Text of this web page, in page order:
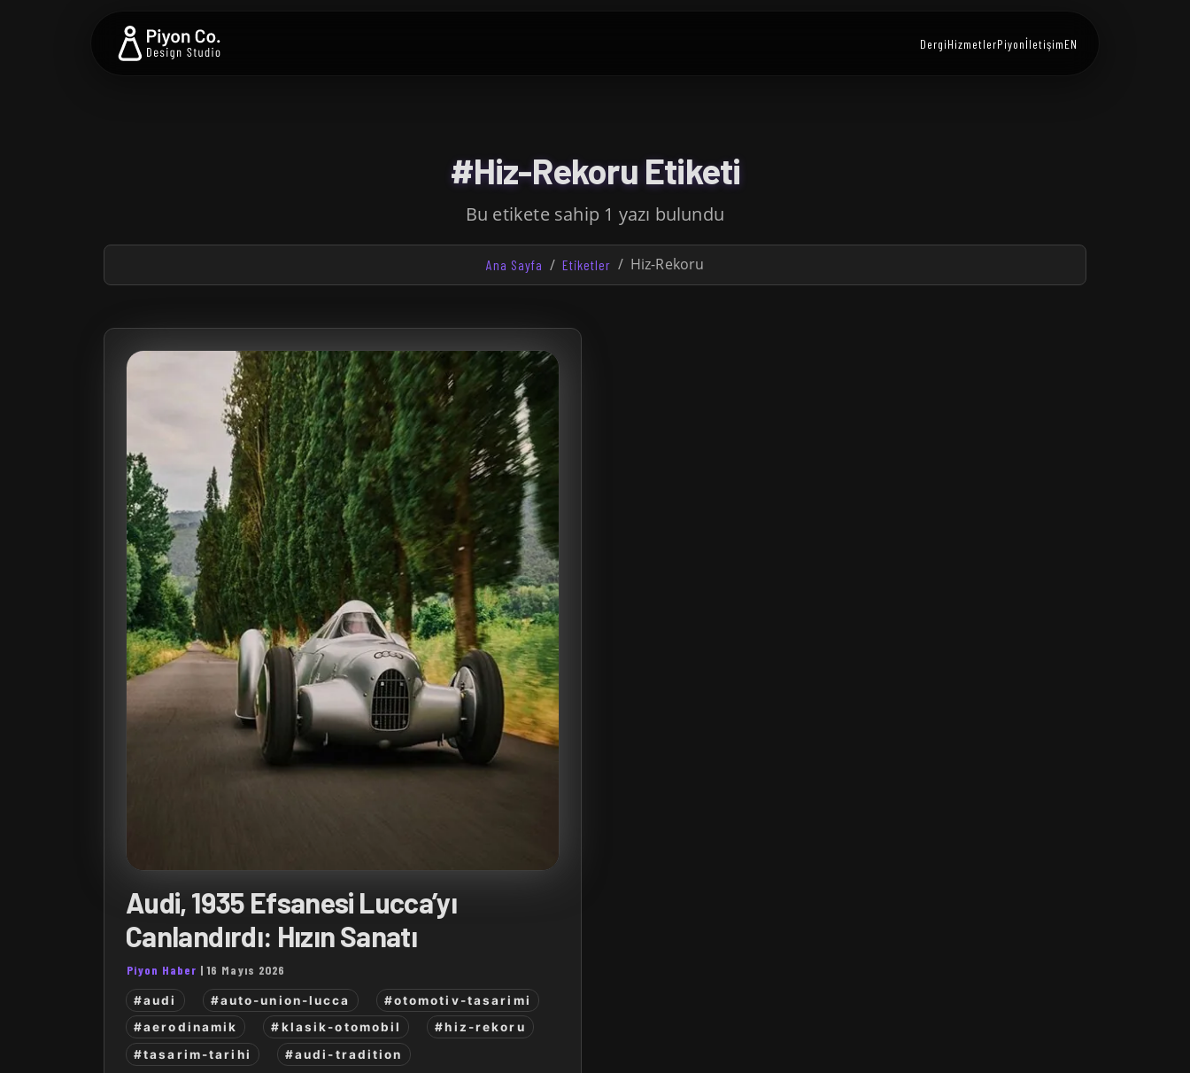
DergiHizmetlerPiyonİletişimEN
#Hiz-Rekoru Etiketi
Bu etikete sahip 1 yazı bulundu
Ana Sayfa Etiketler Hiz-Rekoru
Audi, 1935 Efsanesi Lucca’yı
Canlandırdı: Hızın Sanatı
Piyon Haber |16 Mayıs 2026
#audi #auto-union-lucca
#otomotiv-tasarimi
#aerodinamik
#klasik-otomobil
#hiz-rekoru
#tasarim-tarihi
#audi-tradition